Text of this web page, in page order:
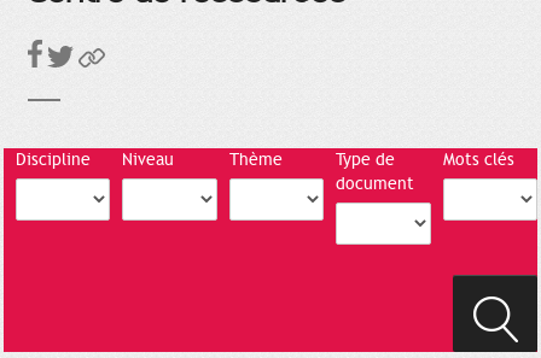
Discipline Niveau Thème
Type de
document
Mots clés